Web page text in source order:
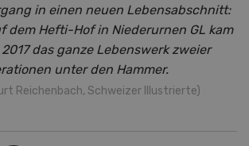
in einen neuen Lebensabschnitt:
dem Hefti-Hof in Niederurnen GL kam
das ganze Lebenswerk zweier
unter den Hammer.
Reichenbach, Schweizer Illustrierte)